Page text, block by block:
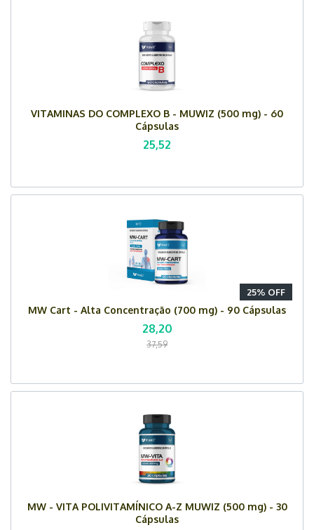
VITAMINAS DO COMPLEXO B - MUWIZ (500 mg) - 60
Cápsulas
25,52
25% OFF
MW Cart - Alta Concentração (700 mg) - 90 Cápsulas
28,20
37,59
MW - VITA POLIVITAMÍNICO A-Z MUWIZ (500 mg) - 30
Cápsulas